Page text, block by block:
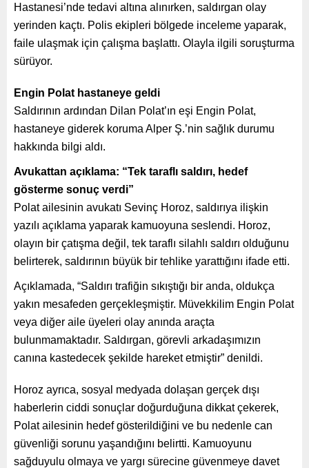
Hastanesi’nde tedavi altına alınırken, saldırgan olay
yerinden kaçtı. Polis ekipleri bölgede inceleme yaparak,
faile ulaşmak için çalışma başlattı. Olayla ilgili soruşturma
sürüyor.
Engin Polat hastaneye geldi
Saldırının ardından Dilan Polat’ın eşi Engin Polat,
hastaneye giderek koruma Alper Ş.’nin sağlık durumu
hakkında bilgi aldı.
Avukattan açıklama: “Tek taraflı saldırı, hedef
gösterme sonuç verdi”
Polat ailesinin avukatı Sevinç Horoz, saldırıya ilişkin
yazılı açıklama yaparak kamuoyuna seslendi. Horoz,
olayın bir çatışma değil, tek taraflı silahlı saldırı olduğunu
belirterek, saldırının büyük bir tehlike yarattığını ifade etti.
Açıklamada, “Saldırı trafiğin sıkıştığı bir anda, oldukça
yakın mesafeden gerçekleşmiştir. Müvekkilim Engin Polat
veya diğer aile üyeleri olay anında araçta
bulunmamaktadır. Saldırgan, görevli arkadaşımızın
canına kastedecek şekilde hareket etmiştir” denildi.
Horoz ayrıca, sosyal medyada dolaşan gerçek dışı
haberlerin ciddi sonuçlar doğurduğuna dikkat çekerek,
Polat ailesinin hedef gösterildiğini ve bu nedenle can
güvenliği sorunu yaşandığını belirtti. Kamuoyunu
sağduyulu olmaya ve yargı sürecine güvenmeye davet